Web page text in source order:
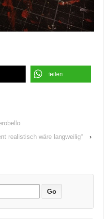
teilen
realistisch wäre langweilig“
›